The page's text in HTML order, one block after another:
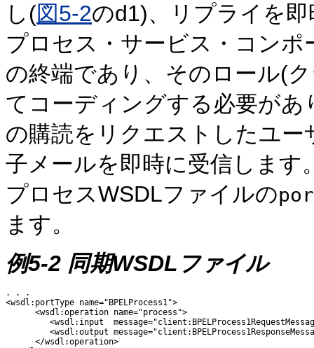
し(図5-2のd1)、リプライを
プロセス・サービス・コン
の終端であり、そのロール(
てコーディングする必要が
の購読をリクエストしたユ
子メールを即時に受信します
プロセスWSDLファイルの
ます。
例5-2 同期WSDLファイル
. . .
<wsdl:portType name="BPELProcess1">
      <wsdl:operation name="process">
<wsdl:input
<wsdl:output
      </wsdl:operation>